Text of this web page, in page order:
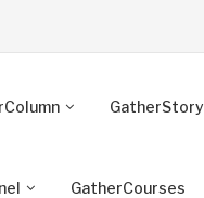
GatherStory
GatherCourses